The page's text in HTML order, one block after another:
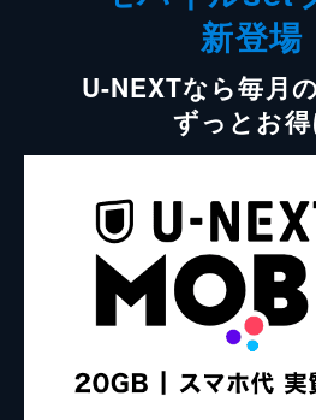
新登場
U-NEXTなら毎月
ずっとお得